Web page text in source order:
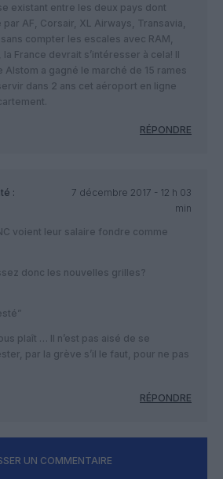
existant entre les deux pays dont
AF, Corsair, XL Airways, Transavia,
compter les escales avec RAM,
France devrait s’intéresser à cela! Il
Alstom a gagné le marché de 15 rames
dans 2 ans cet aéroport en ligne
RÉPONDRE
:
7 décembre 2017 - 12 h 03
min
voient leur salaire fondre comme
donc les nouvelles grilles?
plaît … Il n’est pas aisé de se
par la grève s’il le faut, pour ne pas
RÉPONDRE
UN COMMENTAIRE